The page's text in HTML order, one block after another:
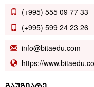
(+995) 555 09 77 33
(+995) 599 24 23 26
info@bitaedu.com
https://